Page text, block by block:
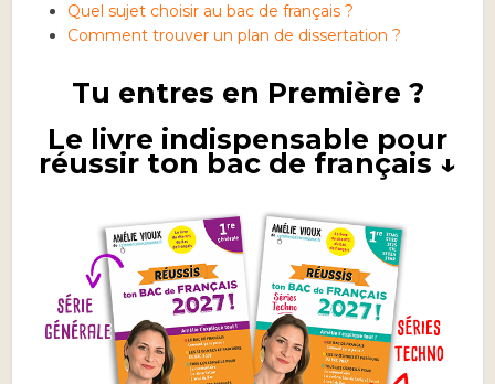
Quel sujet choisir au bac de français ?
Comment trouver un plan de dissertation ?
Tu entres en Première ?
Le livre indispensable pour
réussir ton bac de français ↓